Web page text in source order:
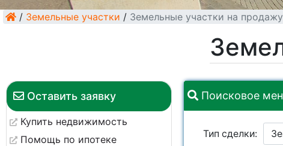
/ Земельные участки / Земельные участки на
Оставить заявку
Купить недвижимость
Помощь по ипотеке
Поисковое
Тип сделки: